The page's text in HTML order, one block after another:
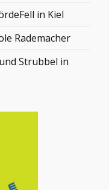
in Kiel
Rademacher
Strubbel in